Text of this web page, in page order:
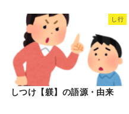
し行
しつけ【躾】の語源・由来